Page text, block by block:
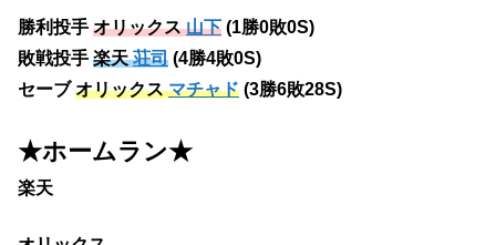
勝利投手 オリックス山下 (1勝0敗0S)
敗戦投手 楽天荘司 (4勝4敗0S)
セーブオリックスマチャド (3勝6敗28S)
★ホームラン★
楽天